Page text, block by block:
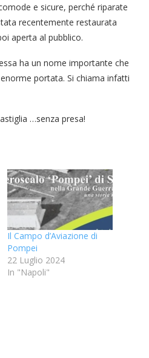
e sicure, perché riparate
recentemente restaurata
aperta al pubblico.
ha un nome importante che
portata. Si chiama infatti
…senza presa!
Il Campo d’Aviazione di
Pompei
22 Luglio 2024
In "Napoli"